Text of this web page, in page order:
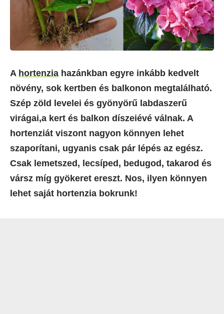
A hortenzia hazánkban egyre inkább kedvelt
növény, sok kertben és balkonon megtalálható.
Szép zöld levelei és gyönyörű labdaszerű
virágai,a kert és balkon díszeiévé válnak. A
hortenziát viszont nagyon könnyen lehet
szaporítani, ugyanis csak pár lépés az egész.
Csak lemetszed, lecsíped, bedugod, takarod és
vársz míg gyökeret ereszt. Nos, ilyen könnyen
lehet saját hortenzia bokrunk!